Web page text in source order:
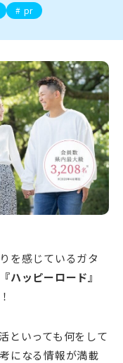
区
新潟市北区
葉区
新潟市西蒲区
島
燕・弥彦
魚沼・南魚沼・湯沢
川
ランチ
ト
季節・期間限定
タ
デカ盛り・大盛り
そば・うどん
ール
い
酒月
大会
入場無料
ツ アルビレックス
トネス・ジム
旅館
リユース・買取
ブラ万代・ラブラ2
ピア万代
イベント
求人
岡・見附 チラシ
シ
週末セール
ール
ール
pr
を感じているガタ
ハッピーロード』
といっても何をして
になる情報が満載